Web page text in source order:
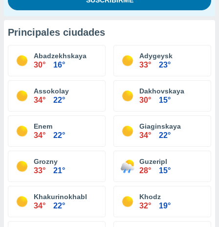
Principales ciudades
Abadzekhskaya
30° 16°
Adygeysk
33° 23°
Assokolay
34° 22°
Dakhovskaya
30° 15°
Enem
34° 22°
Giaginskaya
34° 22°
Grozny
33° 21°
Guzeripl
28° 15°
Khakurinokhabl
34° 22°
Khodz
32° 19°